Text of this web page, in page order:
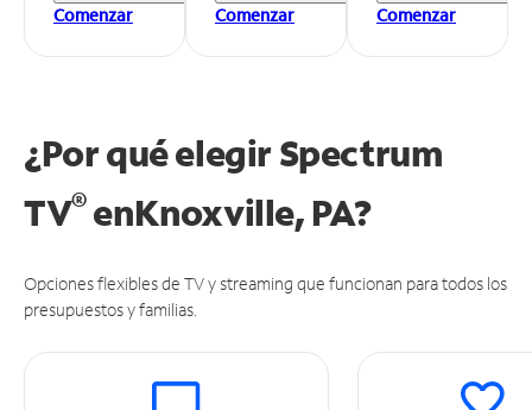
Comenzar
Comenzar
Comenzar
¿Por qué elegir Spectrum
TV®enKnoxville, PA?
Opciones flexibles de TV y streaming que funcionan para todos los
presupuestos y familias.